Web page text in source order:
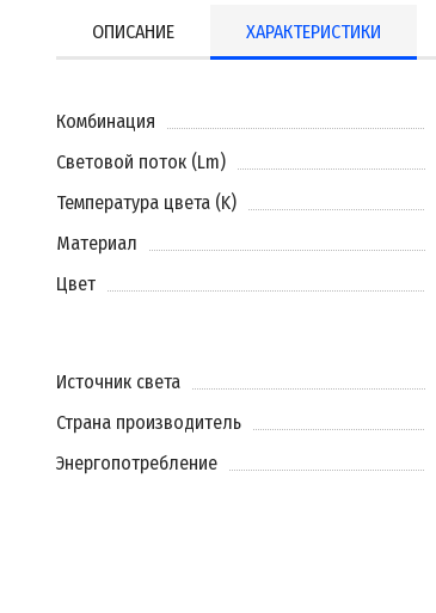
ОПИСАНИЕ ХАРАКТЕРИСТИКИ
Комбинация
Световой поток (Lm)
Температура цвета (K)
Материал
Цвет
Источник света
Страна производитель
Энергопотребление